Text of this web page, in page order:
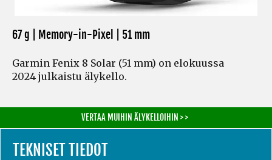
67 g | Memory-in-Pixel | 51 mm
Garmin Fenix 8 Solar (51 mm) on elokuussa
2024 julkaistu älykello.
VERTAA MUIHIN ÄLYKELLOIHIN > >
TEKNISET TIEDOT